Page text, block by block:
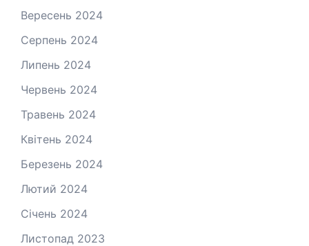
Вересень 2024
Серпень 2024
Липень 2024
Червень 2024
Травень 2024
Квітень 2024
Березень 2024
Лютий 2024
Січень 2024
Листопад 2023